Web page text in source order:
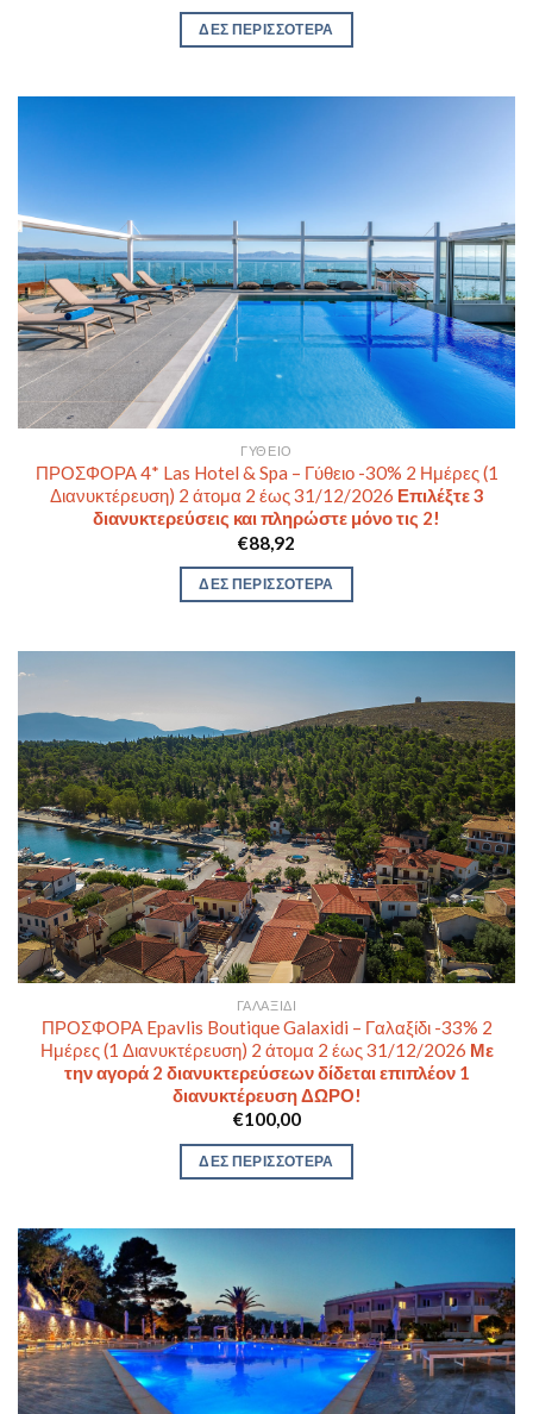
ΔΕΣ ΠΕΡΙΣΣΟΤΕΡΑ
ΓΎΘΕΙΟ
ΠΡΟΣΦΟΡΑ 4* Las Hotel & Spa – Γύθειο -30% 2 Ημέρες (1
Διανυκτέρευση) 2 άτομα 2 έως 31/12/2026 Επιλέξτε 3
διανυκτερεύσεις και πληρώστε μόνο τις 2!
€88,92
ΔΕΣ ΠΕΡΙΣΣΟΤΕΡΑ
ΓΑΛΑΞΊΔΙ
ΠΡΟΣΦΟΡΑ Epavlis Boutique Galaxidi – Γαλαξίδι -33% 2
Ημέρες (1 Διανυκτέρευση) 2 άτομα 2 έως 31/12/2026 Με
την αγορά 2 διανυκτερεύσεων δίδεται επιπλέον 1
διανυκτέρευση ΔΩΡΟ!
€100,00
ΔΕΣ ΠΕΡΙΣΣΟΤΕΡΑ